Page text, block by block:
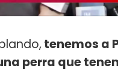
tenemos a
perra que